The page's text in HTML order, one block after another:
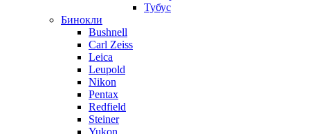
Тубус
Бинокли
Bushnell
Carl Zeiss
Leica
Leupold
Nikon
Pentax
Redfield
Steiner
Yukon